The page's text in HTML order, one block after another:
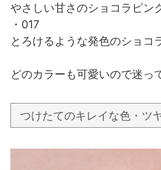
やさしい甘さのショコラピン
・017
とろけるような発色のショコ
どのカラーも可愛いので迷っ
つけたてのキレイな色・ツ